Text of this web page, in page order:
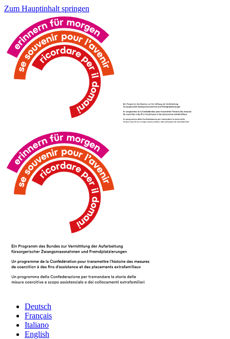
Zum Hauptinhalt springen
Deutsch
Français
Italiano
English